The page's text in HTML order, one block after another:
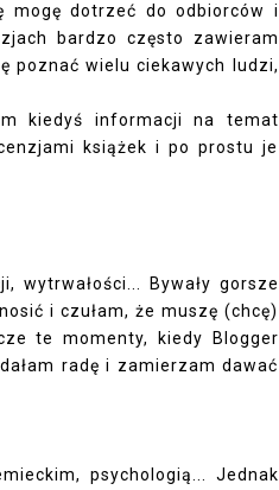
mogę dotrzeć do odbiorców i
bardzo często zawieram
poznać wielu ciekawych ludzi,
kiedyś informacji na temat
książek i po prostu je
wytrwałości... Bywały gorsze
i czułam, że muszę (chcę)
te momenty, kiedy Blogger
radę i zamierzam dawać
psychologią... Jednak